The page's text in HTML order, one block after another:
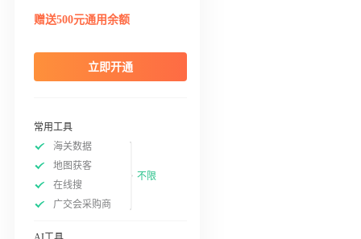
赠送500元通用余额
立即开通
常用工具
海关数据
地图获客
在线搜
广交会采购商
不限